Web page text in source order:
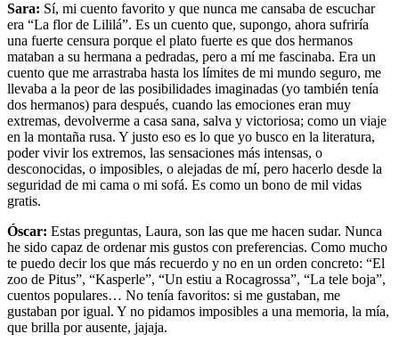
Sara: Sí, mi cuento favorito y que nunca me cansaba de escuchar
era “La flor de Lililá”. Es un cuento que, supongo, ahora sufriría
una fuerte censura porque el plato fuerte es que dos hermanos
mataban a su hermana a pedradas, pero a mí me fascinaba. Era un
cuento que me arrastraba hasta los límites de mi mundo seguro, me
llevaba a la peor de las posibilidades imaginadas (yo también tenía
dos hermanos) para después, cuando las emociones eran muy
extremas, devolverme a casa sana, salva y victoriosa; como un viaje
en la montaña rusa. Y justo eso es lo que yo busco en la literatura,
poder vivir los extremos, las sensaciones más intensas, o
desconocidas, o imposibles, o alejadas de mí, pero hacerlo desde la
seguridad de mi cama o mi sofá. Es como un bono de mil vidas
gratis.
Óscar: Estas preguntas, Laura, son las que me hacen sudar. Nunca
he sido capaz de ordenar mis gustos con preferencias. Como mucho
te puedo decir los que más recuerdo y no en un orden concreto: “El
zoo de Pitus”, “Kasperle”, “Un estiu a Rocagrossa”, “La tele boja”,
cuentos populares… No tenía favoritos: si me gustaban, me
gustaban por igual. Y no pidamos imposibles a una memoria, la mía,
que brilla por ausente, jajaja.